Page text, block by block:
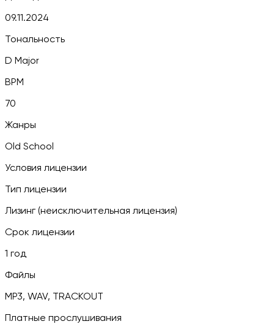
09.11.2024
Тональность
D Major
BPM
70
Жанры
Old School
Условия лицензии
Тип лицензии
Лизинг (неисключительная лицензия)
Срок лицензии
1 год
Файлы
MP3, WAV, TRACKOUT
Платные прослушивания